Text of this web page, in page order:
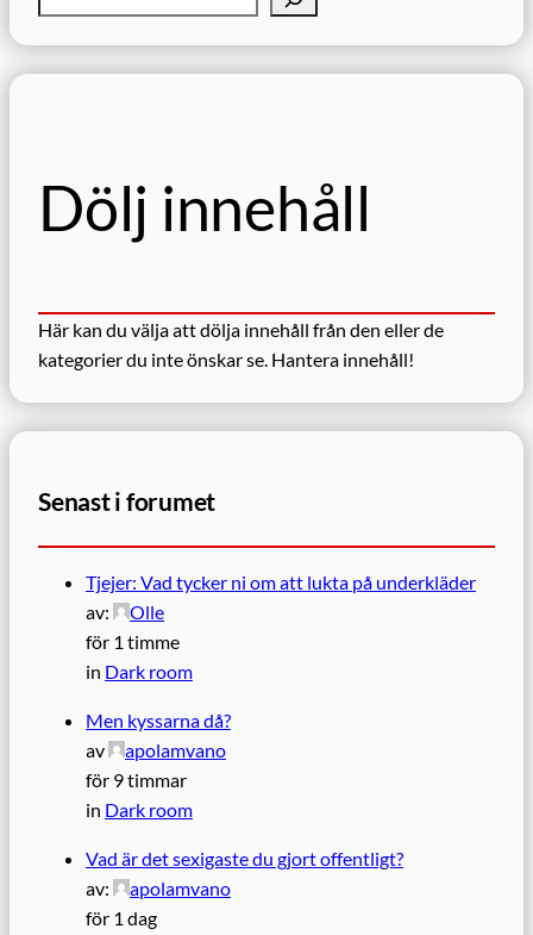
ö
Dölj innehåll
Här kan du välja att dölja innehåll från den eller de
kategorier du inte önskar se. Hantera innehåll!
Senast i forumet
Tjejer: Vad tycker ni om att lukta på underkläder
av:
Olle
för 1 timme
in Dark room
Men kyssarna då?
av
apolamvano
för 9 timmar
in Dark room
Vad är det sexigaste du gjort offentligt?
av:
apolamvano
för 1 dag